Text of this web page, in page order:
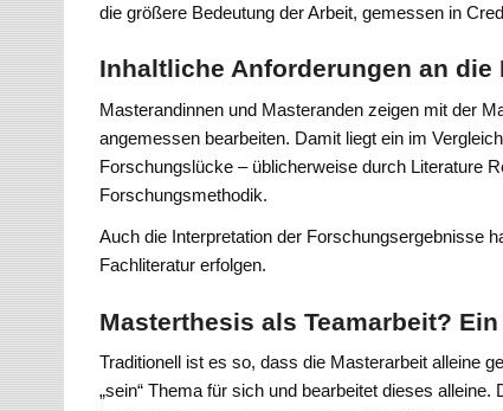
die größere Bedeutung der Arbeit, gemessen in
Inhaltliche Anforderungen an die
Masterandinnen und Masteranden zeigen mit der
angemessen bearbeiten. Damit liegt ein im
Forschungslücke – üblicherweise durch Literature
Forschungsmethodik.
Auch die Interpretation der Forschungsergebnisse
Fachliteratur erfolgen.
Masterthesis als Teamarbeit?
Traditionell ist es so, dass die Masterarbeit alleine
„sein“ Thema für sich und bearbeitet dieses